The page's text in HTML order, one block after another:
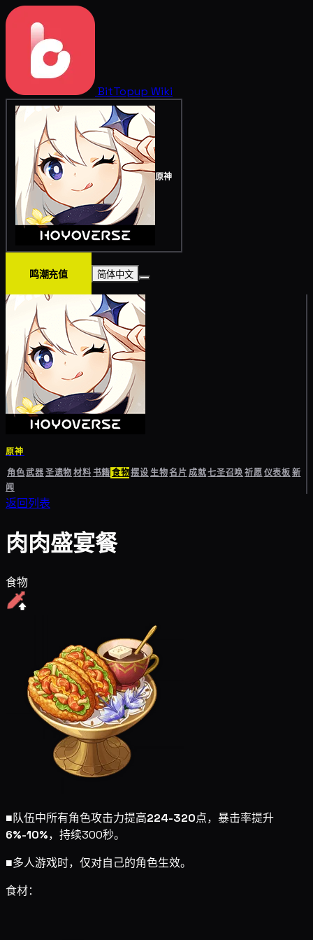
BitTopup Wiki
原神
鸣潮充值 简体中文
原神
角色武器圣遗物材料书籍食物摆设生物名片成就七圣召唤祈愿仪表板新
闻
返回列表
肉肉盛宴餐
食物
■队伍中所有角色攻击力提高224-320点，暴击率提升
6%-10%，持续300秒。
■多人游戏时，仅对自己的角色生效。
食材：